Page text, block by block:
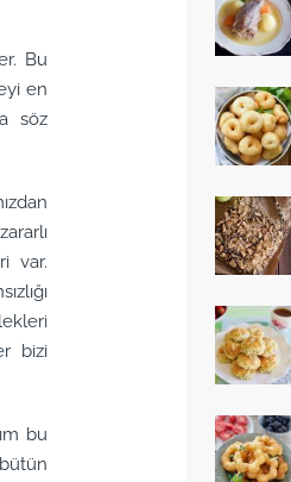
Bu
en
söz
var.
bizi
bu